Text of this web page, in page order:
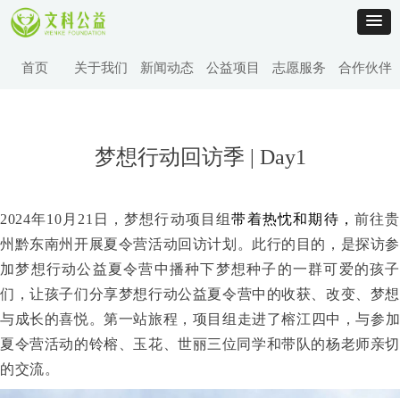
首页 关于我们 新闻动态 公益项目 志愿服务 合作伙伴
梦想行动回访季 | Day1
2024年10月21日，梦想行动项目组带着热忱和期待 ，前往贵
州黔东南州开展夏令营活动回访计划。此行的目的，是探访参
加梦想行动公益夏令营中播种下梦想种子 的一群可爱的孩子
们，让孩子们分享梦想行动公益夏令营中的收获、改变、梦想
与成长的喜悦。第一站旅程，项目组走进了榕江四中，与参加
夏令营活动的铃榕、玉花、世丽三位同学和带队的杨老师亲切
的交流。